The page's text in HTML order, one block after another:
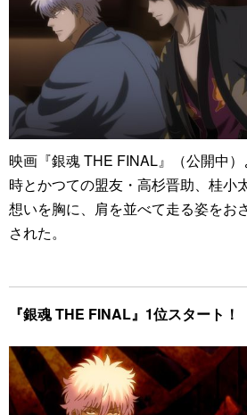
映画『銀魂 THE FINAL』（公開中
時とかつての盟友・高杉晋助、桂小
想いを胸に、肩を並べて走る姿をお
された。
『銀魂 THE FINAL』1位スタート